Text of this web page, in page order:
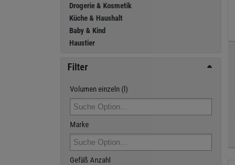
Drogerie & Kosmetik
Küche & Haushalt
Baby & Kind
Haustier
Filter
Volumen einzeln (l)
Marke
Gefäß Anzahl